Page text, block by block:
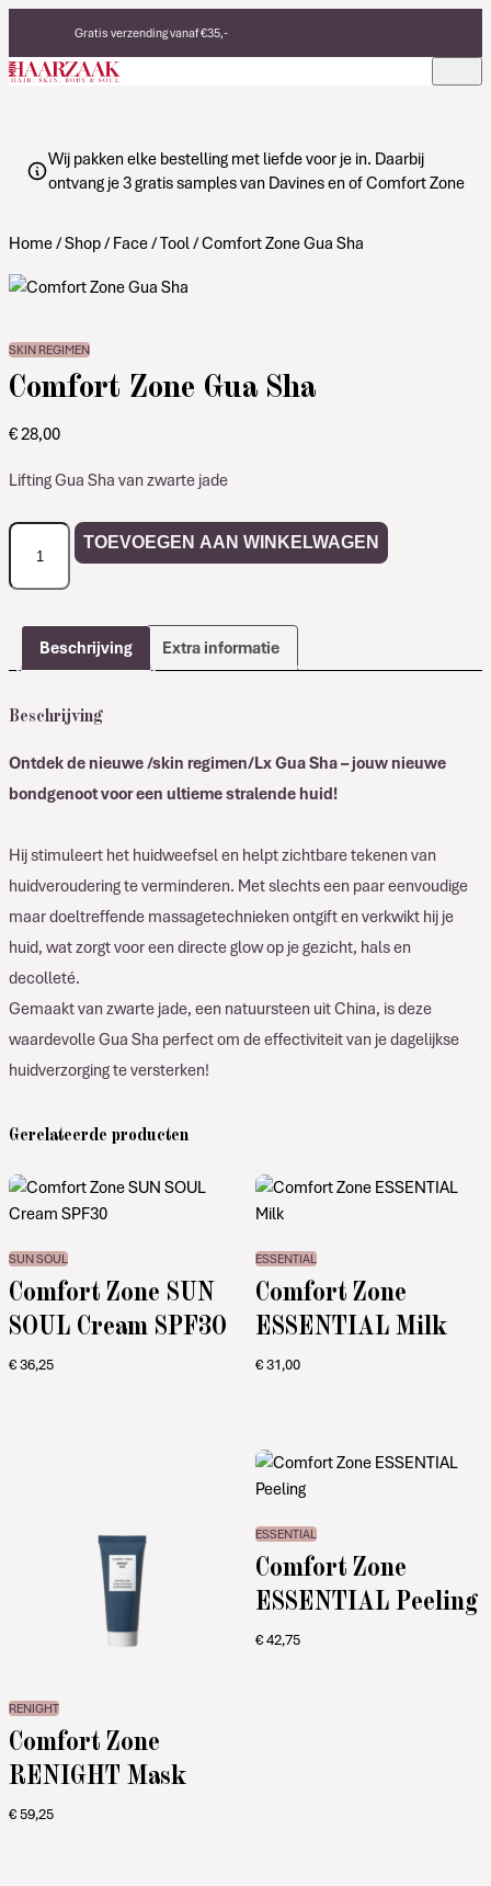
Gratis verzending vanaf €35,-
Eerlijke, duurzame producten
Made in Italy
Wij pakken elke bestelling met liefde voor je in. Daarbij
ontvang je 3 gratis samples van Davines en of Comfort Zone
Home/Shop/ Face/Tool/ Comfort Zone Gua Sha
SKIN REGIMEN
Comfort Zone Gua Sha
€28,00
Lifting Gua Sha van zwarte jade
Comfort
Zone
Gua
aantal
TOEVOEGEN AAN WINKELWAGEN
Beschrijving Extra informatie
Beschrijving
Ontdek de nieuwe /skin regimen/Lx Gua Sha – jouw nieuwe
bondgenoot voor een ultieme stralende huid!
Hij stimuleert het huidweefsel en helpt zichtbare tekenen van
huidveroudering te verminderen. Met slechts een paar eenvoudige
maar doeltreffende massagetechnieken ontgift en verkwikt hij je
huid, wat zorgt voor een directe glow op je gezicht, hals en
decolleté.
Gemaakt van zwarte jade, een natuursteen uit China, is deze
waardevolle Gua Sha perfect om de effectiviteit van je dagelijkse
huidverzorging te versterken!
Gerelateerde producten
SUN SOUL
Comfort Zone SUN
SOUL Cream SPF30
€36,25
ESSENTIAL
Comfort Zone
ESSENTIAL Milk
€31,00
RENIGHT
Comfort Zone
RENIGHT Mask
€59,25
ESSENTIAL
Comfort Zone
ESSENTIAL Peeling
€42,75